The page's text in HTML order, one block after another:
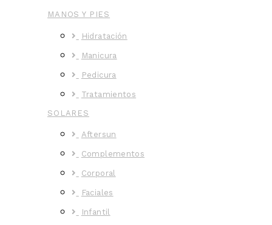
MANOS Y PIES
Hidratación
Manicura
Pedicura
Tratamientos
SOLARES
Aftersun
Complementos
Corporal
Faciales
Infantil